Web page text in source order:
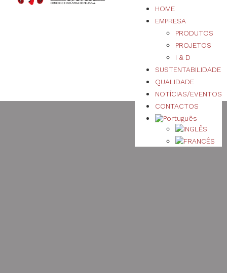
HOME
EMPRESA
PRODUTOS
PROJETOS
I & D
SUSTENTABILIDADE
QUALIDADE
NOTÍCIAS/EVENTOS
CONTACTOS